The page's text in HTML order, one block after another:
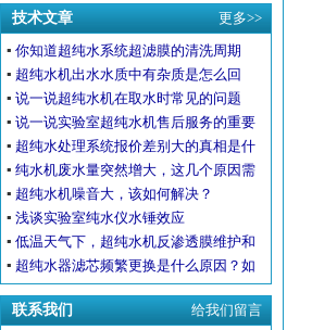
技术文章
更多>>
▪ 你知道超纯水系统超滤膜的清洗周期
吗？
▪ 超纯水机出水水质中有杂质是怎么回
事？
▪ 说一说超纯水机在取水时常见的问题
▪ 说一说实验室超纯水机售后服务的重要
性
▪ 超纯水处理系统报价差别大的真相是什
么？
▪ 纯水机废水量突然增大，这几个原因需
要重点排查！
▪ 超纯水机噪音大，该如何解决？
▪ 浅谈实验室纯水仪水锤效应
▪ 低温天气下，超纯水机反渗透膜维护和
运行
▪ 超纯水器滤芯频繁更换是什么原因？如
何判断？
联系我们
给我们留言